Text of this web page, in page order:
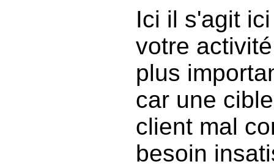
Ici il s'agit
votre
plus
car une
client mal
besoin